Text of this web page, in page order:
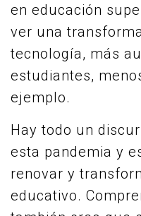
en educación
ver una
tecnología, más
estudiantes,
ejemplo.
Hay todo un
esta pandemia y
renovar y
educativo.